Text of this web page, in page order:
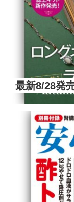
最新8/28発